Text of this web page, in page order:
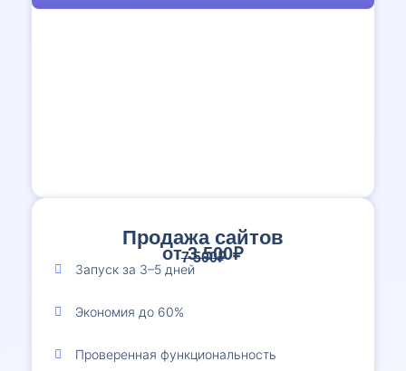
Продажа сайтов
от 3 500₽
7 500₽
Запуск за 3–5 дней
Экономия до 60%
Проверенная функциональность